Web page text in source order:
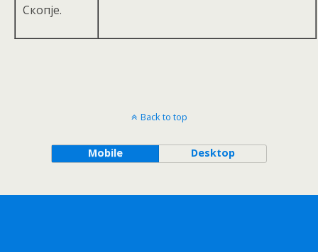
Скопје.
Back to top
Mobile Desktop